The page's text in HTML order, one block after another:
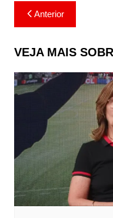
Navegação
de
Post
Anterior
VEJA MAIS